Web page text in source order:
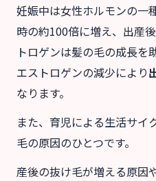
妊娠中は女性ホルモンの一
時の約100倍に増え、出産
トロゲンは髪の毛の成長を
エストロゲンの減少により
なります。
また、育児による生活サイ
毛の原因のひとつです。
産後の抜け毛が増える原因